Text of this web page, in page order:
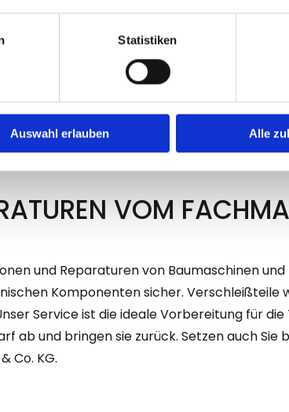
Statistiken
Auswahl erlauben Alle
VOM
und Reparaturen von Baumaschinen
Komponenten sicher. Verschleißteile
Service ist die ideale Vorbereitung für die
ab und bringen sie zurück. Setzen auch
Co. KG.